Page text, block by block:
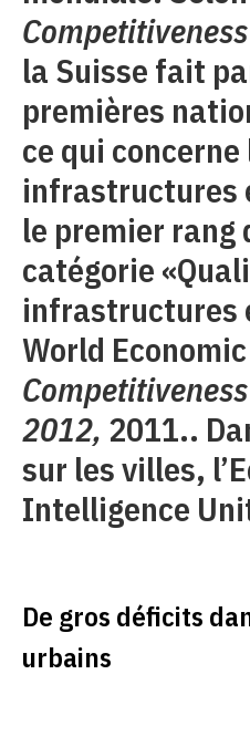
la Suisse fait
premières
ce qui concerne
infrastructures
le premier rang
catégorie
infrastructures
World
2012, 2011..
sur les villes,
Intelligence
De gros déficits
urbains